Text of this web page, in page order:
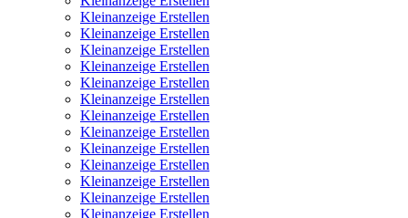
Kleinanzeige Erstellen
Kleinanzeige Erstellen
Kleinanzeige Erstellen
Kleinanzeige Erstellen
Kleinanzeige Erstellen
Kleinanzeige Erstellen
Kleinanzeige Erstellen
Kleinanzeige Erstellen
Kleinanzeige Erstellen
Kleinanzeige Erstellen
Kleinanzeige Erstellen
Kleinanzeige Erstellen
Kleinanzeige Erstellen